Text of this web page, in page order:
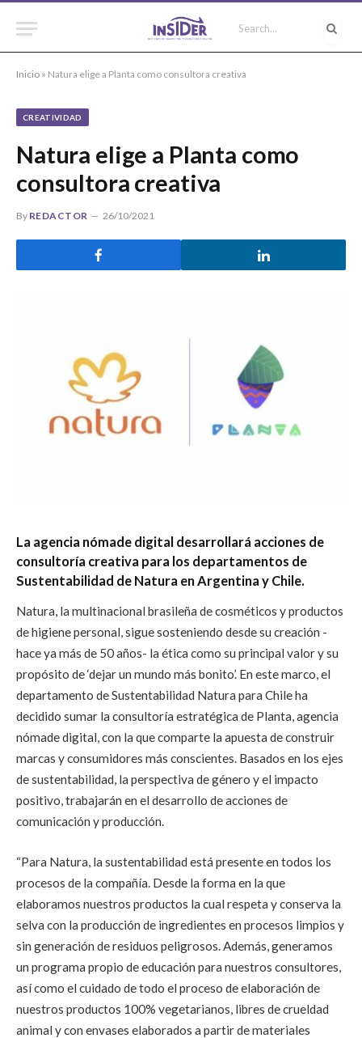
Inicio » Natura elige a Planta como consultora creativa
CREATIVIDAD
Natura elige a Planta como
consultora creativa
By REDACTOR 26/10/2021
La agencia nómade digital desarrollará acciones de
consultoría creativa para los departamentos de
Sustentabilidad de Natura en Argentina y Chile.
Natura, la multinacional brasileña de cosméticos y productos
de higiene personal, sigue sosteniendo desde su creación -
hace ya más de 50 años- la ética como su principal valor y su
propósito de ‘dejar un mundo más bonito’. En este marco, el
departamento de Sustentabilidad Natura para Chile ha
decidido sumar la consultoría estratégica de Planta, agencia
nómade digital, con la que comparte la apuesta de construir
marcas y consumidores más conscientes. Basados en los ejes
de sustentabilidad, la perspectiva de género y el impacto
positivo, trabajarán en el desarrollo de acciones de
comunicación y producción.
“Para Natura, la sustentabilidad está presente en todos los
procesos de la compañía. Desde la forma en la que
elaboramos nuestros productos la cual respeta y conserva la
selva con la producción de ingredientes en procesos limpios y
sin generación de residuos peligrosos. Además, generamos
un programa propio de educación para nuestros consultores,
así como el cuidado de todo el proceso de elaboración de
nuestros productos 100% vegetarianos, libres de crueldad
animal y con envases elaborados a partir de materiales